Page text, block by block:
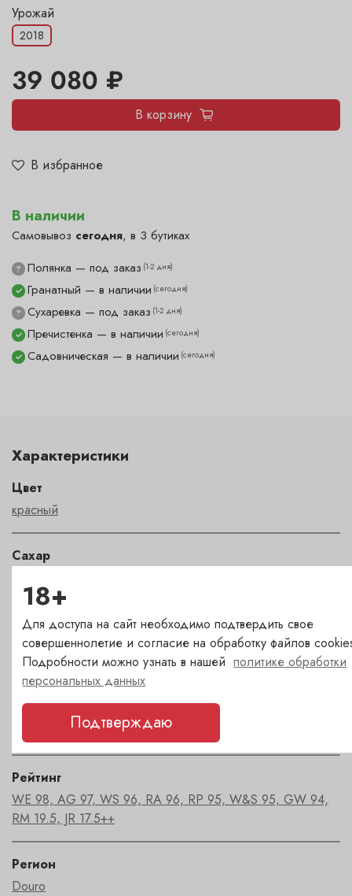
В избранное
Урожай
2018
39 080 ₽
В корзину
В наличии
Самовывоз сегодня, в 3 бутиках
✓ Гранатный — в наличии (сегодня)
? Полянка — под заказ (1-2 дня)
✓ Пречистенка — в наличии (сегодня)
✓ Садовническая — в наличии (сегодня)
? Сухаревка — под заказ (1-2 дня)
Характеристики
Цвет
красный
Сахар
Страна
Португалия
Сорт
тинта баррока
тинта рориш
турига франсеза
Рейтинг
WE 98, AG 97, WS 96, RA 96, RP 95, W&S 95, GW 94,
RM 19.5, JR 17.5++
Регион
Douro
18+
Для доступа на сайт необходимо подтвердить свое
совершеннолетие и согласие на обработку файлов
Подробности можно узнать в нашейполитике обработки
персональных данных
Подтверждаю